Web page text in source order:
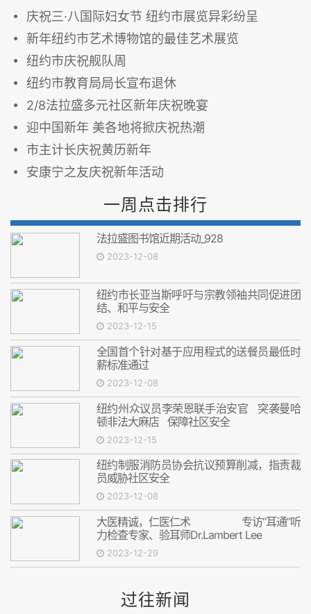
庆祝三·八国际妇女节 纽约市展览异彩纷呈
新年纽约市艺术博物馆的最佳艺术展览
纽约市庆祝舰队周
纽约市教育局局长宣布退休
2/8法拉盛多元社区新年庆祝晚宴
迎中国新年 美各地将掀庆祝热潮
市主计长庆祝黄历新年
安康宁之友庆祝新年活动
一周点击排行
法拉盛图书馆近期活动_928
2023-12-08
纽约市长亚当斯呼吁与宗教领袖共同促进团
结、和平与安全
2023-12-15
全国首个针对基于应用程式的送餐员最低时
薪标准通过
2023-12-08
纽约州众议员李荣恩联手治安官 突袭曼哈
顿非法大麻店 保障社区安全
2023-12-15
纽约制服消防员协会抗议预算削减，指责裁
员威胁社区安全
2023-12-08
大医精诚，仁医仁术 专访“耳通”听
力检查专家、验耳师Dr.Lambert Lee
2023-12-29
过往新闻